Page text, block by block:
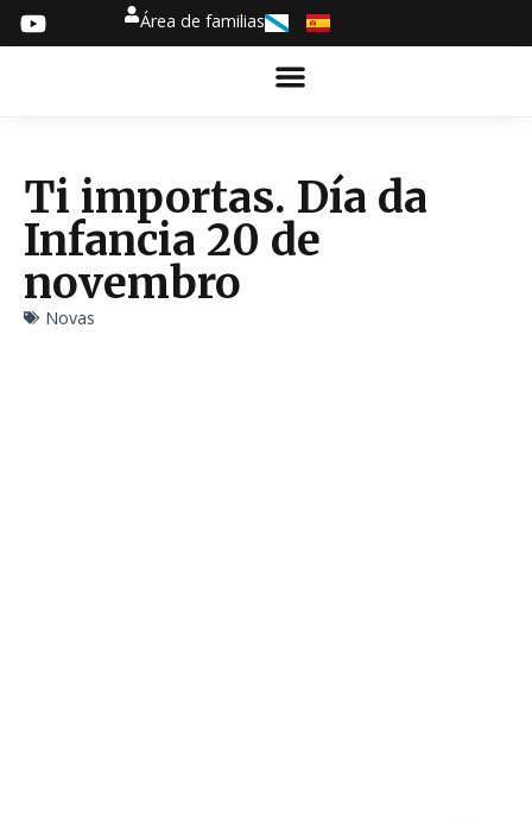
Área de familias
Ti importas. Día da
Infancia 20 de
novembro
Novas